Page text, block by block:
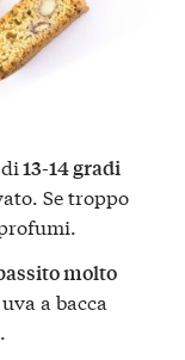
13-14 gradi
Se troppo
molto
a bacca